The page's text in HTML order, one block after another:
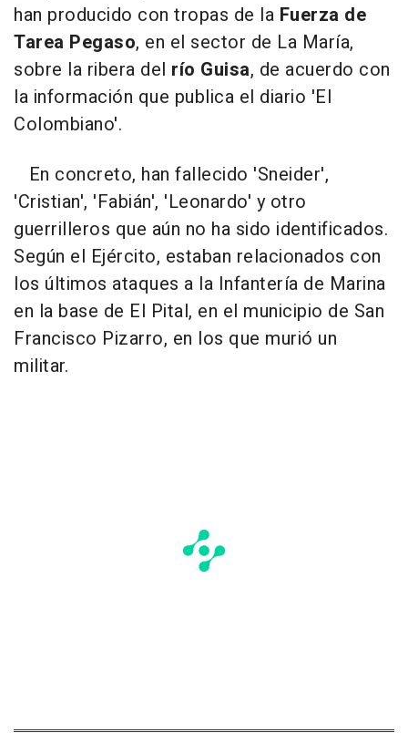
han producido con tropas de la Fuerza de
Tarea Pegaso, en el sector de La María,
sobre la ribera del río Guisa, de acuerdo con
la información que publica el diario 'El
Colombiano'.
En concreto, han fallecido 'Sneider',
'Cristian', 'Fabián', 'Leonardo' y otro
guerrilleros que aún no ha sido identificados.
Según el Ejército, estaban relacionados con
los últimos ataques a la Infantería de Marina
en la base de El Pital, en el municipio de San
Francisco Pizarro, en los que murió un
militar.